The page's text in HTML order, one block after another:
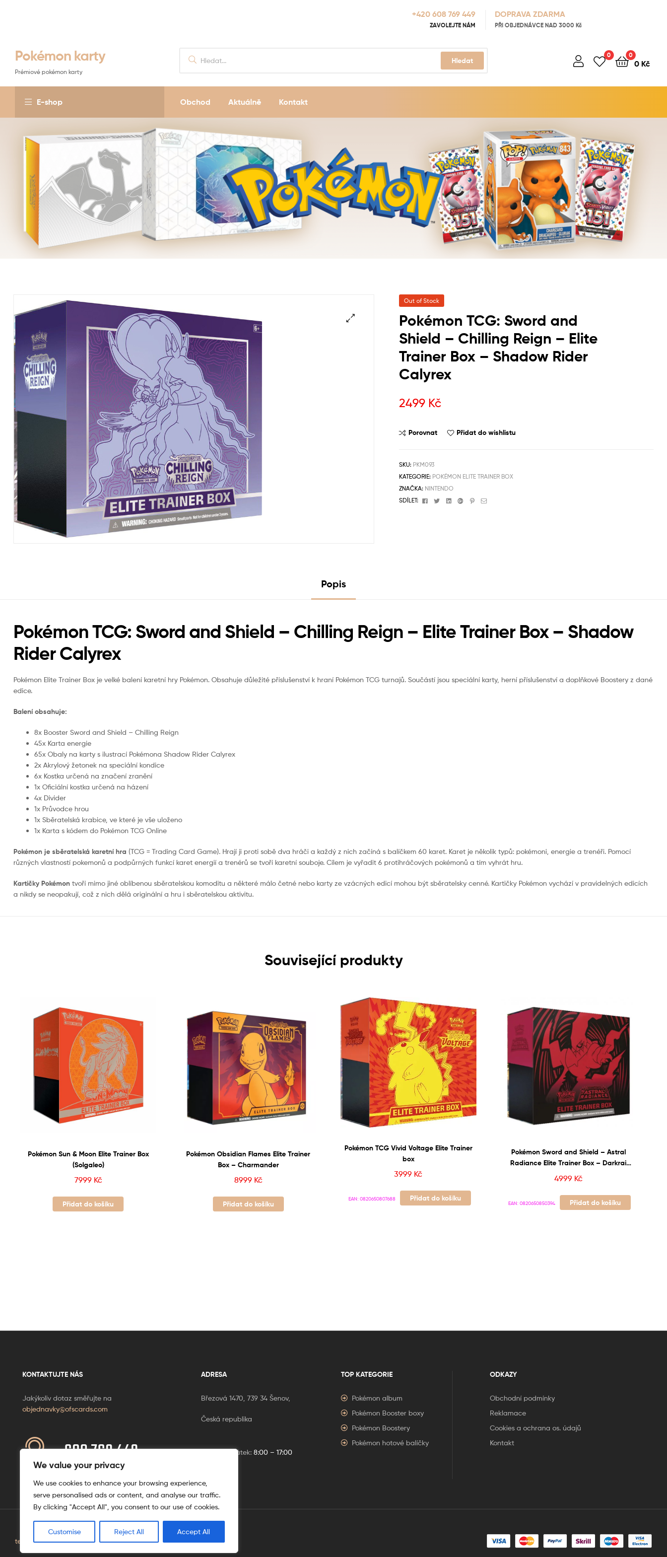
We value your privacy
We use cookies to enhance your browsing experience,
serve personalised ads or content, and analyse our traffic.
By clicking "Accept All", you consent to our use of cookies.
Customise Reject All Accept All
+420 608 769 449
ZAVOLEJTE NÁM
DOPRAVA ZDARMA
PŘI OBJEDNÁVCE NAD 3000 Kč
Pokémon karty
Prémiové pokémon karty
Hledat
0 0
0 Kč
E-shop Obchod Aktuálně Kontakt
Out of Stock
Pokémon TCG: Sword and
Shield – Chilling Reign – Elite
Trainer Box – Shadow Rider
Calyrex
2499 Kč
Porovnat Přidat do wishlistu
SKU: PKM093
KATEGORIE: POKÉMON ELITE TRAINER BOX
ZNAČKA: NINTENDO
SDÍLET:
FacebookTwitterLinkedinGoogle+Pinterest
Email
Popis
Pokémon TCG: Sword and Shield – Chilling Reign – Elite Trainer Box – Shadow
Rider Calyrex
Pokémon Elite Trainer Box je velké balení karetní hry Pokémon. Obsahuje důležité příslušenství k hraní Pokémon TCG turnajů. Součástí jsou speciální karty, herní příslušenství a doplňkové Boostery z dané
edice.
Balení obsahuje:
8x Booster Sword and Shield – Chilling Reign
45x Karta energie
65x Obaly na karty s ilustrací Pokémona Shadow Rider Calyrex
2x Akrylový žetonek na speciální kondice
6x Kostka určená na značení zranění
1x Oficiální kostka určená na házení
4x Divider
1x Průvodce hrou
1x Sběratelská krabice, ve které je vše uloženo
1x Karta s kódem do Pokémon TCG Online
Pokémon je sběratelská karetní hra (TCG = Trading Card Game). Hrají ji proti sobě dva hráči a každý z nich začíná s balíčkem 60 karet. Karet je několik typů: pokémoni, energie a trenéři. Pomocí
různých vlastností pokemonů a podpůrných funkcí karet energií a trenérů se tvoří karetní souboje. Cílem je vyřadit 6 protihráčových pokémonů a tím vyhrát hru.
Kartičky Pokémon tvoří mimo jiné oblíbenou sběratelskou komoditu a některé málo četné nebo karty ze vzácných edicí mohou být sběratelsky cenné. Kartičky Pokémon vychází v pravidelných edicích
a nikdy se neopakují, což z nich dělá originální a hru i sběratelskou aktivitu.
Související produkty
Pokémon Sun & Moon Elite Trainer Box
(Solgaleo)
7999 Kč
Přidat do košíku
Pokémon Obsidian Flames Elite Trainer
Box – Charmander
8999 Kč
Přidat do košíku
Pokémon TCG Vivid Voltage Elite Trainer
box
3999 Kč
EAN: 0820650807688 Přidat do košíku
Pokémon Sword and Shield – Astral
Radiance Elite Trainer Box – Darkrai
VSTAR
4999 Kč
EAN:0820650850394 Přidat do košíku
KONTAKTUJTE NÁS
Jakýkoliv dotaz směřujte na
objednavky@ofscards.com
608 769 449
ADRESA
Březová 1470, 739 34 Šenov,
Česká republika
Pondělí – Pátek: 8:00 – 17:00
TOP KATEGORIE
Pokémon album
Pokémon Booster boxy
Pokémon Boostery
Pokémon hotové balíčky
ODKAZY
Obchodní podmínky
Reklamace
Cookies a ochrana os. údajů
Kontakt
tento web je vytvořen úplnějinak